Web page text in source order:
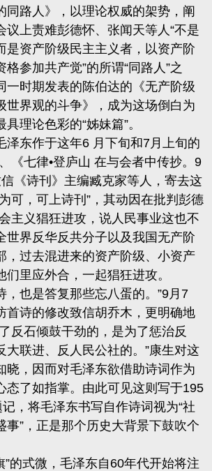
同路人》，以理论权威的架势，阐
议上责难彭德怀、张闻天等人“不是
是资产阶级民主主义者，以资产阶
参加共产觉”的所谓“同路人”之
一时期发表的陈伯达的《无产阶级
世界观的斗争》，成为这场倒白为
理论色彩的“姊妹篇”。
泽东作于这年6 月下旬和7月上旬的
《七律•登庐山 在与会者中传抄。 9
《诗刊》主编臧克家等人， 寄去这
可，可上诗刊”，其动因在批判彭德
主义猖狂进攻，说人民事业这也不
世界反华反共分子以及我国无产阶
，过去混进来的资产阶级、小资产
们里应外合，一起猖狂进攻。
也是答复那些忘八蛋的。”9月 7
首诗的修改致信胡乔木，更明确地
反石倾鼓干劲的，是为了惩治反
大联进、反人民公社的。 ”康生对这
晓，因而对毛泽东欲借助诗词作为
态了如指掌。由此可见这则写于195
记 ，将毛泽东书写自作诗词视为“社
事”，正是那个历史大背景下鼓吹个
”的式微 ，毛泽东自 60年代开始将注